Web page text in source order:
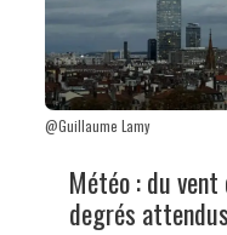
@Guillaume Lamy
Météo : du
degrés